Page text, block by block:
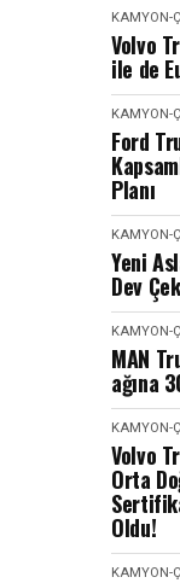
KAMYON-
Volvo
ile de
KAMYON-
Ford
Planı
KAMYON-
Yeni
Dev
KAMYON-
MAN
ağına
KAMYON-
Volvo
Orta
Oldu!
KAMYON-